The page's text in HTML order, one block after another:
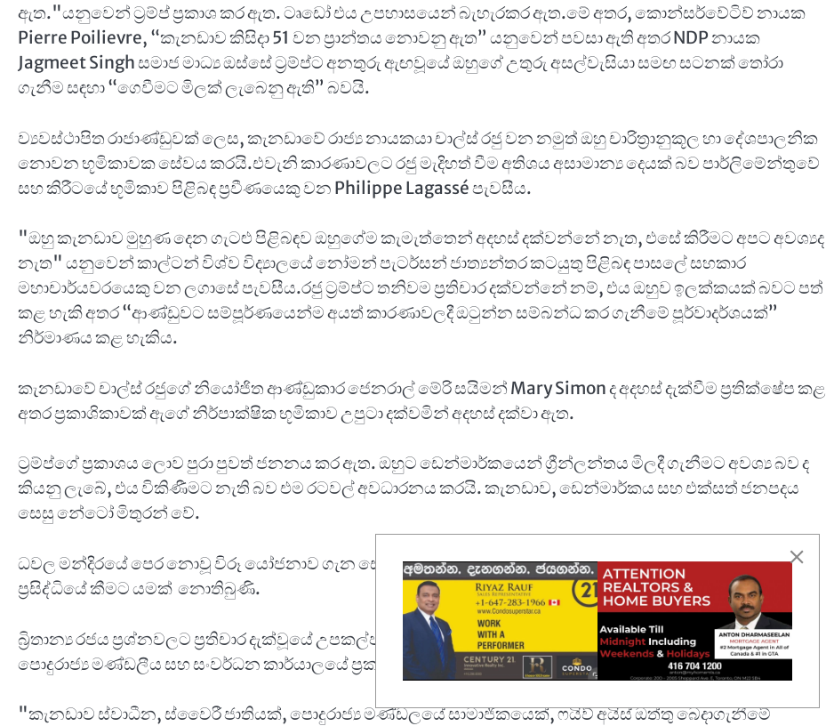
ඇත."යනුවෙන් ට්‍රම්ප් ප්‍රකාශ කර ඇත. ටෘඩෝ එය උපහාසයෙන් බැහැරකර ඇත.මේ අතර, කොන්සර්වේටිව් නායක
Pierre Poilievre, “කැනඩාව කිසිදා 51 වන ප්‍රාන්තය නොවනු ඇත” යනුවෙන් පවසා ඇති අතර NDP නායක
Jagmeet Singh සමාජ මාධ්‍ය ඔස්සේ ට්‍රම්ප්ට අනතුරු ඇඟවූයේ ඔහුගේ උතුරු අසල්වැසියා සමඟ සටනක් තෝරා
ගැනීම සඳහා “ගෙවීමට මිලක් ලැබෙනු ඇති” බවයි.
ව්‍යවස්ථාපිත රාජාණ්ඩුවක් ලෙස, කැනඩාවේ රාජ්‍ය නායකයා චාල්ස් රජු වන නමුත් ඔහු චාරිත්‍රානුකූල හා දේශපාලනික
නොවන භූමිකාවක සේවය කරයි.එවැනි කාරණාවලට රජු මැදිහත් වීම අතිශය අසාමාන්‍ය දෙයක් බව පාර්ලිමේන්තුවේ
සහ කිරීටයේ භූමිකාව පිළිබඳ ප්‍රවීණයෙකු වන Philippe Lagassé පැවසීය.
"ඔහු කැනඩාව මුහුණ දෙන ගැටළු පිළිබඳව ඔහුගේම කැමැත්තෙන් අදහස් දක්වන්නේ නැත, එසේ කිරීමට අපට අවශ්‍යද
නැත" යනුවෙන් කාල්ටන් විශ්ව විද්‍යාලයේ නෝමන් පැටර්සන් ජාත්‍යන්තර කටයුතු පිළිබඳ පාසලේ සහකාර
මහාචාර්යවරයෙකු වන ලගාසේ පැවසීය.රජු ට්‍රම්ප්ට තනිවම ප්‍රතිචාර දක්වන්නේ නම්, එය ඔහුව ඉලක්කයක් බවට පත්
කළ හැකි අතර “ආණ්ඩුවට සම්පූර්ණයෙන්ම අයත් කාරණාවලදී ඔටුන්න සම්බන්ධ කර ගැනීමේ පූර්වාදර්ශයක්”
නිර්මාණය කළ හැකිය.
කැනඩාවේ චාල්ස් රජුගේ නියෝජිත ආණ්ඩුකාර ජෙනරාල් මේරි සයිමන් Mary Simon ද අදහස් දැක්වීම ප්‍රතික්ෂේප කළ
අතර ප්‍රකාශිකාවක් ඇගේ නිර්පාක්ෂික භූමිකාව උපුටා දක්වමින් අදහස් දක්වා ඇත.
ට්‍රම්ප්ගේ ප්‍රකාශය ලොව පුරා පුවත් ජනනය කර ඇත. ඔහුට ඩෙන්මාර්කයෙන් ග්‍රීන්ලන්තය මිලදී ගැනීමට අවශ්‍ය බව ද
කියනු ලැබේ, එය විකිණීමට නැති බව එම රටවල් අවධාරනය කරයි. කැනඩාව, ඩෙන්මාර්කය සහ එක්සත් ජනපදය
සෙසු නේටෝ මිතුරන් වේ.
ධවල මන්දිරයේ පෙර නොවූ විරූ යෝජනාව ගැන සෙසු පොදුරාජ්‍ය මණ්ඩලීය රටවල් ඇතුළු කැනඩාවේ හිතවතුන්ට
ප්‍රසිද්ධියේ කීමට යමක් නොතිබුණි.
බ්‍රිතාන්‍ය රජය ප්‍රශ්නවලට ප්‍රතිචාර දැක්වූයේ උපකල්පන ගැන අදහස් දැක්වීමක් නොකරන බව පවසමිනි. විදේශ,
පොදුරාජ්‍ය මණ්ඩලීය සහ සංවර්ධන කාර්යාලයේ ප්‍රකාශකයෙකු ඒ වෙනුවට දෙරට අතර සබඳතා ඉස්මතු කළේය.
"කැනඩාව ස්වාධීන, ස්වෛරී ජාතියක්, පොදුරාජ්‍ය මණ්ඩලයේ සාමාජිකයෙක්, ෆයිව් අයිස් ඔත්තු බෙදාගැනීමේ